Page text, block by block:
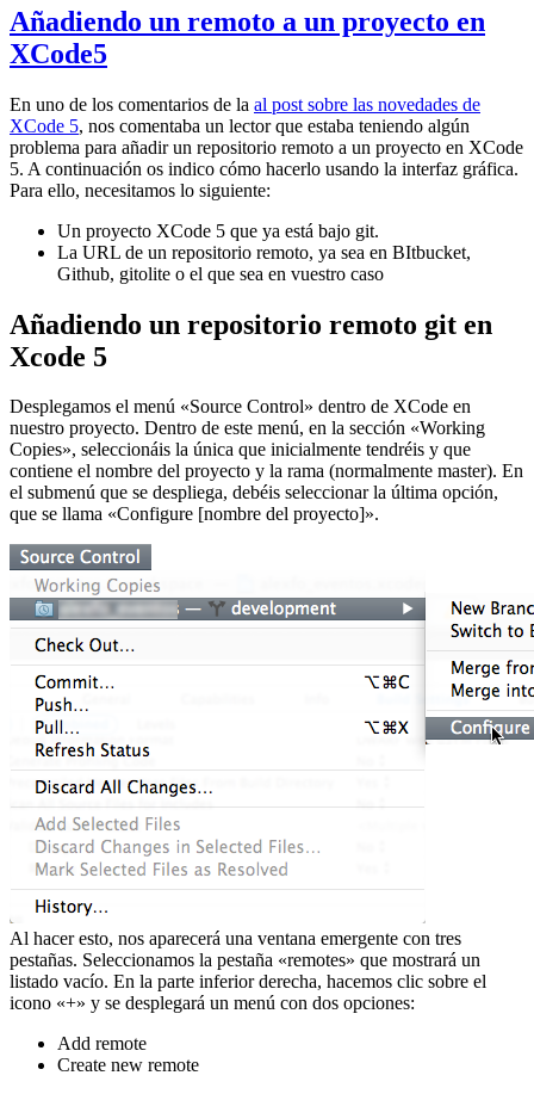
Añadiendo un remoto a un proyecto en
XCode5
En uno de los comentarios de la al post sobre las novedades de
XCode 5, nos comentaba un lector que estaba teniendo algún
problema para añadir un repositorio remoto a un proyecto en XCode
5. A continuación os indico cómo hacerlo usando la interfaz gráfica.
Para ello, necesitamos lo siguiente:
Un proyecto XCode 5 que ya está bajo git.
La URL de un repositorio remoto, ya sea en BItbucket,
Github, gitolite o el que sea en vuestro caso
Añadiendo un repositorio remoto git en
Xcode 5
Desplegamos el menú «Source Control» dentro de XCode en
nuestro proyecto. Dentro de este menú, en la sección «Working
Copies», seleccionáis la única que inicialmente tendréis y que
contiene el nombre del proyecto y la rama (normalmente master). En
el submenú que se despliega, debéis seleccionar la última opción,
que se llama «Configure [nombre del proyecto]».
Al hacer esto, nos aparecerá una ventana emergente con tres
pestañas. Seleccionamos la pestaña «remotes» que mostrará un
listado vacío. En la parte inferior derecha, hacemos clic sobre el
icono «+» y se desplegará un menú con dos opciones:
Add remote
Create new remote